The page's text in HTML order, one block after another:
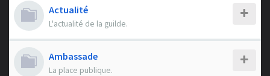
Actualité
L'actualité de la guilde.
Ambassade
La place publique.